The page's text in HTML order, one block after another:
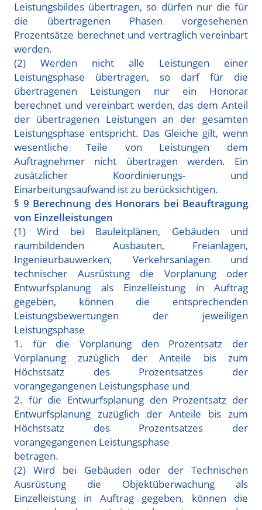
Leistungsbildes übertragen, so dürfen nur die für
die übertragenen Phasen vorgesehenen
Prozentsätze berechnet und vertraglich vereinbart
werden.
(2) Werden nicht alle Leistungen einer
Leistungsphase übertragen, so darf für die
übertragenen Leistungen nur ein Honorar
berechnet und vereinbart werden, das dem Anteil
der übertragenen Leistungen an der gesamten
Leistungsphase entspricht. Das Gleiche gilt, wenn
wesentliche Teile von Leistungen dem
Auftragnehmer nicht übertragen werden. Ein
zusätzlicher Koordinierungs- und
Einarbeitungsaufwand ist zu berücksichtigen.
§ 9 Berechnung des Honorars bei Beauftragung
von Einzelleistungen
(1) Wird bei Bauleitplänen, Gebäuden und
raumbildenden Ausbauten, Freianlagen,
Ingenieurbauwerken, Verkehrsanlagen und
technischer Ausrüstung die Vorplanung oder
Entwurfsplanung als Einzelleistung in Auftrag
gegeben, können die entsprechenden
Leistungsbewertungen der jeweiligen
Leistungsphase
1. für die Vorplanung den Prozentsatz der
Vorplanung zuzüglich der Anteile bis zum
Höchstsatz des Prozentsatzes der
vorangegangenen Leistungsphase und
2. für die Entwurfsplanung den Prozentsatz der
Entwurfsplanung zuzüglich der Anteile bis zum
Höchstsatz des Prozentsatzes der
vorangegangenen Leistungsphase
betragen.
(2) Wird bei Gebäuden oder der Technischen
Ausrüstung die Objektüberwachung als
Einzelleistung in Auftrag gegeben, können die